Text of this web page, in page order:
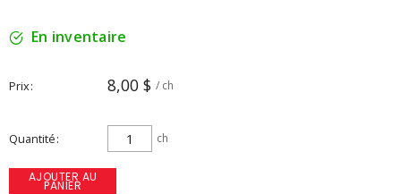
En inventaire
Prix 8,00 $ / ch
Quantité ch
AJOUTER AU
PANIER